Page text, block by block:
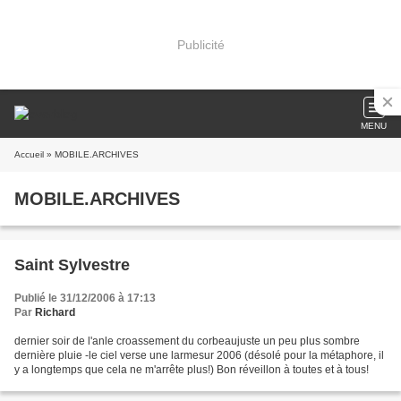
Publicité
MENU
Accueil » MOBILE.ARCHIVES
MOBILE.ARCHIVES
Saint Sylvestre
Publié le 31/12/2006 à 17:13
Par Richard
dernier soir de l'anle croassement du corbeaujuste un peu plus sombre
dernière pluie -le ciel verse une larmesur 2006 (désolé pour la métaphore, il
y a longtemps que cela ne m'arrête plus!) Bon réveillon à toutes et à tous!